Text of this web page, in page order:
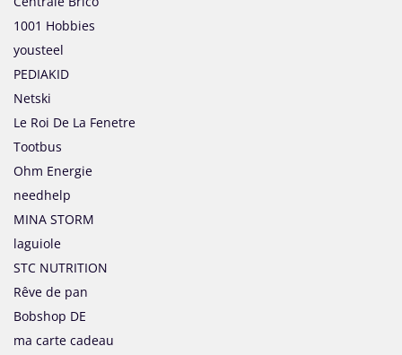
1001 Hobbies
yousteel
PEDIAKID
Netski
Le Roi De La Fenetre
Tootbus
Ohm Energie
needhelp
MINA STORM
laguiole
STC NUTRITION
Rêve de pan
Bobshop DE
ma carte cadeau